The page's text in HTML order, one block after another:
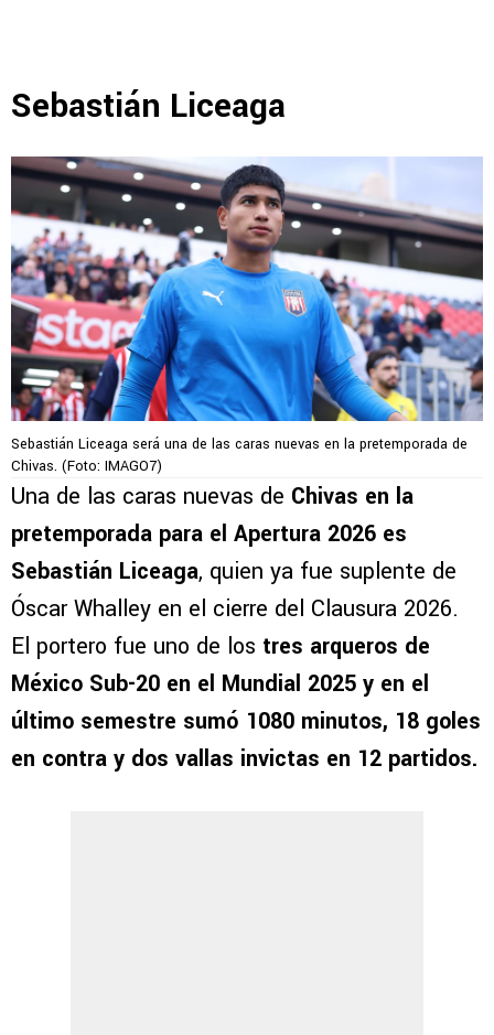
Sebastián Liceaga
Sebastián Liceaga será una de las caras nuevas en la pretemporada de
Chivas. (Foto: IMAGO7)
Una de las caras nuevas de Chivas en la
pretemporada para el Apertura 2026 es
Sebastián Liceaga, quien ya fue suplente de
Óscar Whalley en el cierre del Clausura 2026.
El portero fue uno de los tres arqueros de
México Sub-20 en el Mundial 2025 y en el
último semestre sumó 1080 minutos, 18 goles
en contra y dos vallas invictas en 12 partidos.